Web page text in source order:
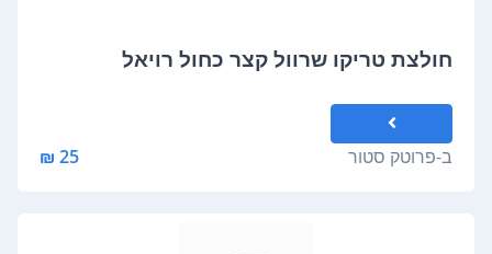
חולצת טריקו שרוול קצר כחול רויאל
ב-פרוטק סטור 25 ₪